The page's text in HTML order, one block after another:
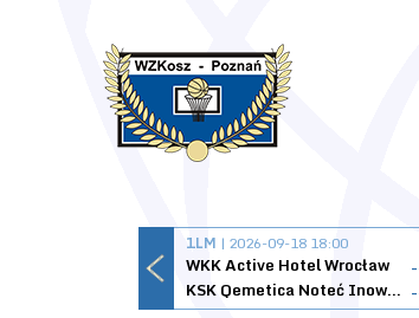
1LM | 2026-09-18 18:00
WKK Active Hotel Wrocław
KSK Qemetica Noteć Inowrocław